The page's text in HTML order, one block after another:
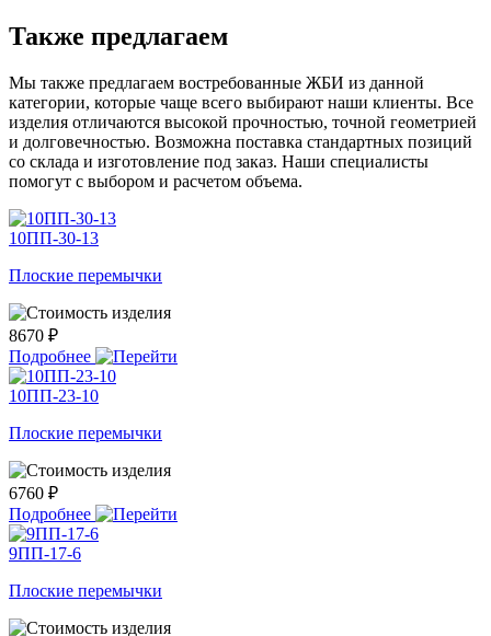
Также предлагаем
Мы также предлагаем востребованные ЖБИ из данной
категории, которые чаще всего выбирают наши клиенты. Все
изделия отличаются высокой прочностью, точной геометрией
и долговечностью. Возможна поставка стандартных позиций
со склада и изготовление под заказ. Наши специалисты
помогут с выбором и расчетом объема.
10ПП-30-13
Плоские перемычки
8670 ₽
Подробнее
10ПП-23-10
Плоские перемычки
6760 ₽
Подробнее
9ПП-17-6
Плоские перемычки